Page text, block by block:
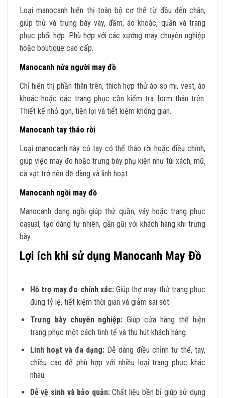
Loại manocanh hiển thị toàn bộ cơ thể từ đầu đến chân,
giúp thử và trưng bày váy, đầm, áo khoác, quần và trang
phục phối hợp. Phù hợp với các xưởng may chuyên nghiệp
hoặc boutique cao cấp.
Manocanh nửa người may đồ
Chỉ hiển thị phần thân trên, thích hợp thử áo sơ mi, vest, áo
khoác hoặc các trang phục cần kiểm tra form thân trên.
Thiết kế nhỏ gọn, tiện lợi và tiết kiệm không gian.
Manocanh tay tháo rời
Loại manocanh này có tay có thể tháo rời hoặc điều chỉnh,
giúp việc may đo hoặc trưng bày phụ kiện như túi xách, mũ,
cà vạt trở nên dễ dàng và linh hoạt.
Manocanh ngồi may đồ
Manocanh dạng ngồi giúp thử quần, váy hoặc trang phục
casual, tạo dáng tự nhiên, gần gũi với khách hàng khi trưng
bày.
Lợi ích khi sử dụng Manocanh May Đồ
Hỗ trợ may đo chính xác:Giúp thợ may thử trang phục
đúng tỷ lệ, tiết kiệm thời gian và giảm sai sót.
Trưng bày chuyên nghiệp: Giúp cửa hàng thể hiện
trang phục một cách tinh tế và thu hút khách hàng.
Linh hoạt và đa dạng: Dễ dàng điều chỉnh tư thế, tay,
chiều cao để phù hợp với nhiều loại trang phục khác
nhau.
Dễ vệ sinh và bảo quản:Chất liệu bền bỉ giúp sử dụng